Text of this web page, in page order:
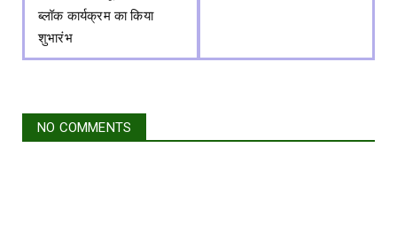
ब्लॉक कार्यक्रम का किया
शुभारंभ
NO COMMENTS